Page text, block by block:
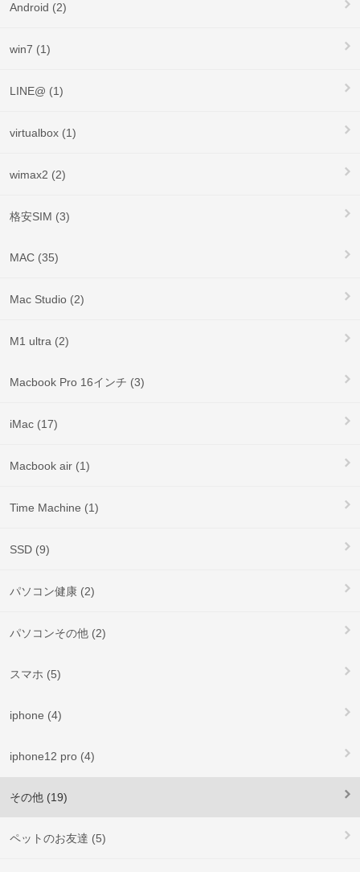
Android (2)
win7 (1)
LINE@ (1)
virtualbox (1)
wimax2 (2)
格安SIM (3)
MAC (35)
Mac Studio (2)
M1 ultra (2)
Macbook Pro 16インチ (3)
iMac (17)
Macbook air (1)
Time Machine (1)
SSD (9)
パソコン健康 (2)
パソコンその他 (2)
スマホ (5)
iphone (4)
iphone12 pro (4)
その他 (19)
ペットのお友達 (5)